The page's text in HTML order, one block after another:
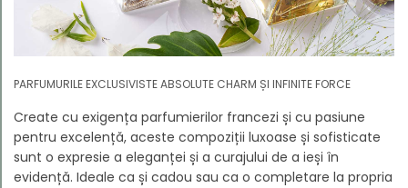
PARFUMURILE EXCLUSIVISTE ABSOLUTE CHARM ȘI INFINITE FORCE
Create cu exigența parfumierilor francezi și cu pasiune
pentru excelență, aceste compoziții luxoase și sofisticate
sunt o expresie a eleganței și a curajului de a ieși în
evidență. Ideale ca și cadou sau ca o completare la propria